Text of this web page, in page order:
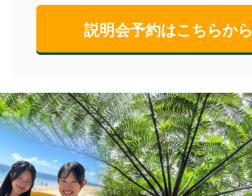
説明会予約はこちらから